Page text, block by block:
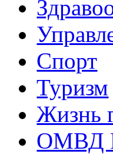
Спорт
Туризм
Жизнь
ОМВД